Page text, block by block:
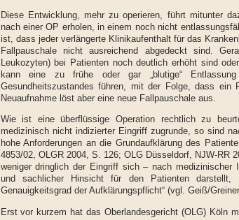
Diese Entwicklung, mehr zu operieren, führt mitunter
nach einer OP erholen, in einem noch nicht
ist, dass jeder verlängerte Klinikaufenthalt für das
Fallpauschale nicht ausreichend abgedeckt sind.
Leukozyten) bei Patienten noch deutlich erhöht sind
kann eine zu frühe oder gar „blutige“
Gesundheitszustandes führen, mit der Folge, dass ein
Neuaufnahme löst aber eine neue Fallpauschale aus.
Wie ist eine überflüssige Operation rechtlich zu
medizinisch nicht indizierter Eingriff zugrunde, so sind
hohe Anforderungen an die Grundaufklärung des
4853/02, OLGR 2004, S. 126; OLG Düsseldorf, NJW-RR
weniger dringlich der Eingriff sich – nach medizinischer
und sachlicher Hinsicht für den Patienten
Genauigkeitsgrad der Aufklärungspflicht“ (vgl. Geiß/
Erst vor kurzem hat das Oberlandesgericht (OLG) Köln